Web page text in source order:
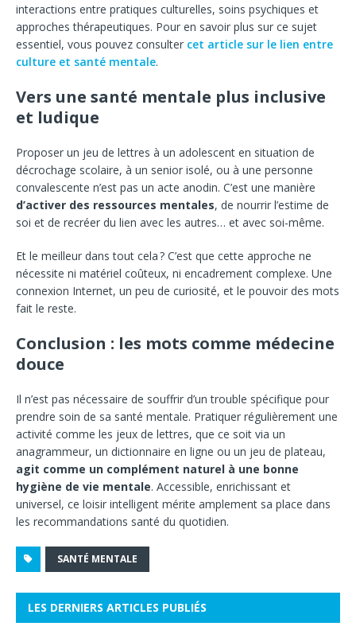
interactions entre pratiques culturelles, soins psychiques et
approches thérapeutiques. Pour en savoir plus sur ce sujet
essentiel, vous pouvez consulter cet article sur le lien entre
culture et santé mentale.
Vers une santé mentale plus inclusive
et ludique
Proposer un jeu de lettres à un adolescent en situation de
décrochage scolaire, à un senior isolé, ou à une personne
convalescente n’est pas un acte anodin. C’est une manière
d’activer des ressources mentales, de nourrir l’estime de
soi et de recréer du lien avec les autres… et avec soi-même.
Et le meilleur dans tout cela ? C’est que cette approche ne
nécessite ni matériel coûteux, ni encadrement complexe. Une
connexion Internet, un peu de curiosité, et le pouvoir des mots
fait le reste.
Conclusion : les mots comme médecine
douce
Il n’est pas nécessaire de souffrir d’un trouble spécifique pour
prendre soin de sa santé mentale. Pratiquer régulièrement une
activité comme les jeux de lettres, que ce soit via un
anagrammeur, un dictionnaire en ligne ou un jeu de plateau,
agit comme un complément naturel à une bonne
hygiène de vie mentale. Accessible, enrichissant et
universel, ce loisir intelligent mérite amplement sa place dans
les recommandations santé du quotidien.
SANTÉ MENTALE
LES DERNIERS ARTICLES PUBLIÉS